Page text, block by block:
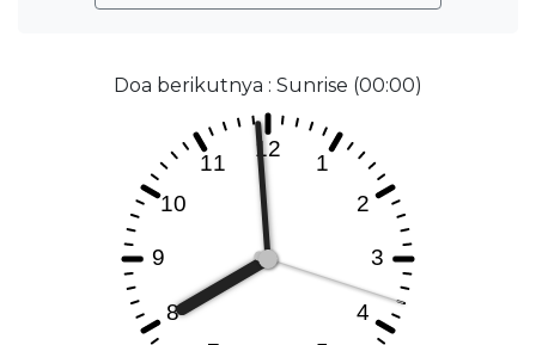
Doa berikutnya : Sunrise (00:00)